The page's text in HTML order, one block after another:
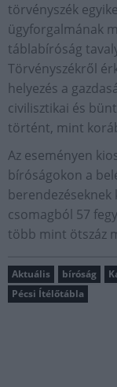
törvényszék
ügyforgalmának
táblabíróság
Törvényszékről
helyezés a
civilisztikai és
történt, mint
Az eseményen
bíróságokon a
csomagból 57
több mint ötszáz
Aktuális bíróság
Pécsi Ítélőtábla